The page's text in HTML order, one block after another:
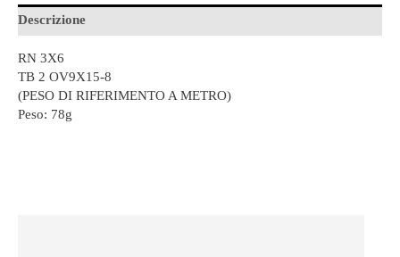
Descrizione
RN 3X6
TB 2 OV9X15-8
(PESO DI RIFERIMENTO A METRO)
Peso: 78g